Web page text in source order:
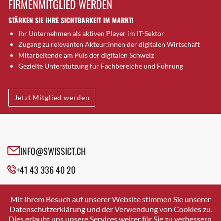
Brugg AG
Brütten
Bubendorf
Bubikon
Buchs (SG)
Bäretswil
Bülach
Cazis
Crissier
Davos Platz
Dierikon
Dietikon
FIRMENMITGLIED WERDEN
STÄRKEN SIE IHRE SICHTBARKEIT IM MARKT!
Ihr Unternehmen als aktiven Player im IT-Sektor
Zugang zu relevanten Akteur:innen der digitalen Wirtschaft
Mitarbeitende am Puls der digitalen Schweiz
Gezielte Unterstützung für Fachbereiche und Führung
Jetzt Mitglied werden
INFO@SWISSICT.CH
+41 43 336 40 20
SWISSICT
VULKANSTRASSE 120
8048 ZURICH
Mit Ihrem Besuch auf unserer Website stimmen Sie unserer
Datenschutzerklärung und der Verwendung von Cookies zu.
Dies erlaubt uns unsere Services weiter für Sie zu verbessern.